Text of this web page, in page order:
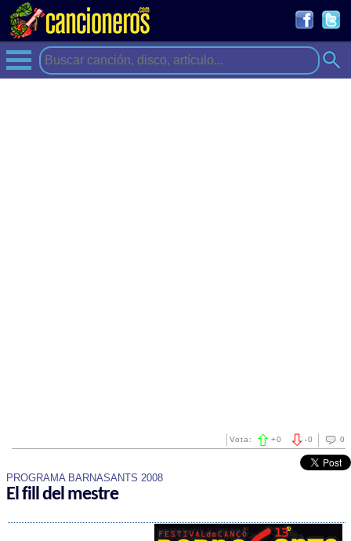
0
-0
Vota: +0
PROGRAMA BARNASANTS 2008
El fill del mestre